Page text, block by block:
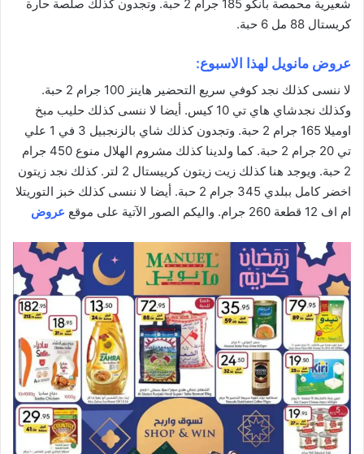
شعيرية محمصة بانكو 185 جرام 2 حبة. وتجدون كذلك صلصة حارة
كريستال 88 مل 6 حبة.
عروض مانويل لهذا الاسبوع:
لا ننسى كذلك نجد كوفي سريع التحضير هاينز 100 جرام 2 حبة.
وكذلك نجدشاي هاي تي 10 كيس. أيضا لا ننسى كذلك حليب مبخ
اوميلا 165 جرام 2 حبة. وتجدون كذلك شاي بالزنجبيل 3 في 1 علي
تي 20 جرام 2 حبة. كما ولدينا كذلك مشروم الهلال منوع 450 جرام
2 حبة. ويوجد هنا كذلك زيت زيتون كرييستال 2 لتر. كذلك نجد زيتون
اخضر كامل ببلدي 345 جرام 2 حبة. أيضا لا ننسى كذلك خبز التوريتلا
ام اف 12 قطعة 260 جرام. واليكم الصور الآتية على موقع
عروض